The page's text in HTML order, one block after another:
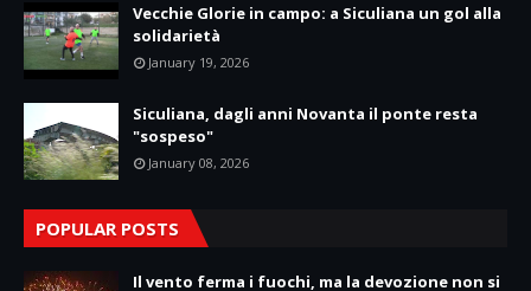
Vecchie Glorie in campo: a Siculiana un gol alla
solidarietà
January 19, 2026
Siculiana, dagli anni Novanta il ponte resta
"sospeso"
January 08, 2026
POPULAR POSTS
Il vento ferma i fuochi, ma la devozione non si